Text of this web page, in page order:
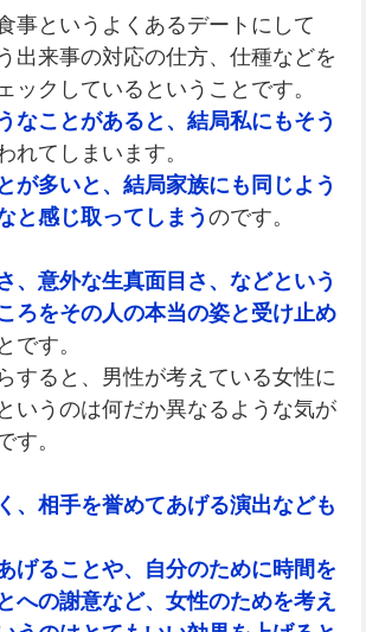
事というよくあるデートにして
出来事の対応の仕方、仕種などを
ックしているということです。
なことがあると、結局私にもそう
れてしまいます。
が多いと、結局家族にも同じよう
と感じ取ってしまう のです。
、意外な生真面目さ、などという
ろをその人の本当の姿と受け止め
です。
すると、男性が考えている女性に
いうのは何だか異なるような気が
す。
、相手を誉めてあげる演出なども
げることや、自分のために時間を
への謝意など、女性のためを考え